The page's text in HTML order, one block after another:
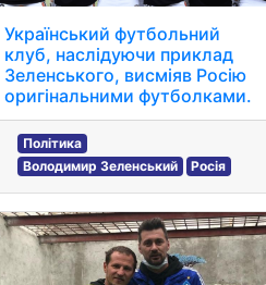
Український футбольний
клуб, наслідуючи приклад
Зеленського, висміяв Росію
оригінальними футболками.
Політика
Володимир Зеленський
Росія